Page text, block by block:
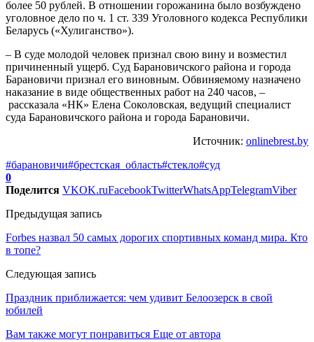
более 50 рублей. В отношении горожанина было возбуждено
уголовное дело по ч. 1 ст. 339 Уголовного кодекса Республики
Беларусь («Хулиганство»).
– В суде молодой человек признал свою вину и возместил
причиненный ущерб. Суд Барановичского района и города
Барановичи признал его виновным. Обвиняемому назначено
наказание в виде общественных работ на 240 часов, –
рассказала «НК» Елена Соколовская, ведущий специалист
суда Барановичского района и города Барановичи.
Источник: onlinebrest.by
#барановичи#брестская_область#стекло#суд
0
Поделится VKOK.ruFacebookTwitterWhatsAppTelegramViber
Предыдущая запись
Forbes назвал 50 самых дорогих спортивных команд мира. Кто
в топе?
Следующая запись
Праздник приближается: чем удивит Белоозерск в свой
юбилей
Вам также могут понравиться Еще от автора